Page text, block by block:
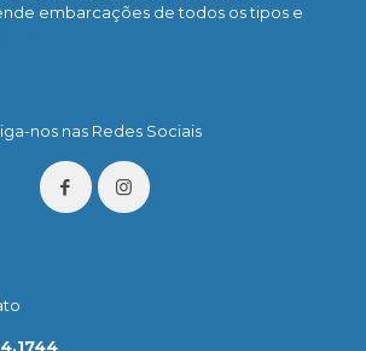
embarcações de todos os tipos e
nos nas Redes Sociais